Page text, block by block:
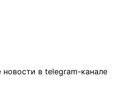
в telegram-канале